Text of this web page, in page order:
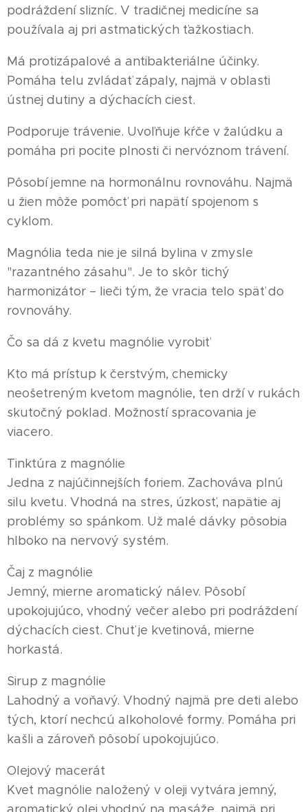
podráždení slizníc. V tradičnej medicíne sa
používala aj pri astmatických ťažkostiach.
Má protizápalové a antibakteriálne účinky.
Pomáha telu zvládať zápaly, najmä v oblasti
ústnej dutiny a dýchacích ciest.
Podporuje trávenie. Uvoľňuje kŕče v žalúdku a
pomáha pri pocite plnosti či nervóznom trávení.
Pôsobí jemne na hormonálnu rovnováhu. Najmä
u žien môže pomôcť pri napätí spojenom s
cyklom.
Magnólia teda nie je silná bylina v zmysle
"razantného zásahu". Je to skôr tichý
harmonizátor – lieči tým, že vracia telo späť do
rovnováhy.
Čo sa dá z kvetu magnólie vyrobiť
Kto má prístup k čerstvým, chemicky
neošetreným kvetom magnólie, ten drží v rukách
skutočný poklad. Možností spracovania je
viacero.
Tinktúra z magnólie
Jedna z najúčinnejších foriem. Zachováva plnú
silu kvetu. Vhodná na stres, úzkosť, napätie aj
problémy so spánkom. Už malé dávky pôsobia
hlboko na nervový systém.
Čaj z magnólie
Jemný, mierne aromatický nálev. Pôsobí
upokojujúco, vhodný večer alebo pri podráždení
dýchacích ciest. Chuť je kvetinová, mierne
horkastá.
Sirup z magnólie
Lahodný a voňavý. Vhodný najmä pre deti alebo
tých, ktorí nechcú alkoholové formy. Pomáha pri
kašli a zároveň pôsobí upokojujúco.
Olejový macerát
Kvet magnólie naložený v oleji vytvára jemný,